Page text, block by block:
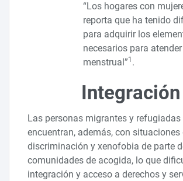
“Los hogares con
reporta que ha tenido
para adquirir los
necesarios para
menstrual”1 .
Integración
Las personas migrantes y refugiadas
encuentran, además, con situaciones
discriminación y xenofobia de parte
comunidades de acogida, lo que
integración y acceso a derechos y